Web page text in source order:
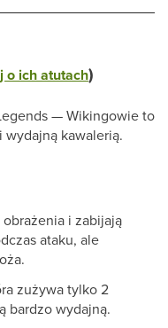
o ich atutach)
— Wikingowie to
kawalerią.
i zabijają
ataku, ale
zużywa tylko 2
bardzo wydajną.